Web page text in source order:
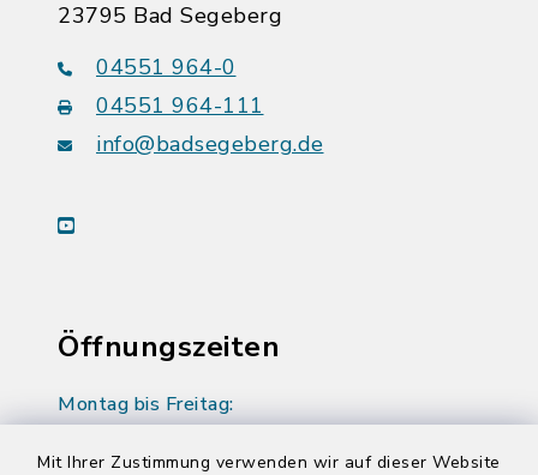
Mit Ihrer Zustimmung verwenden wir auf dieser Website
23795 Bad Segeberg
04551 964-0
04551 964-111
info@badsegeberg.de
youtube
Öffnungszeiten
Montag bis Freitag: